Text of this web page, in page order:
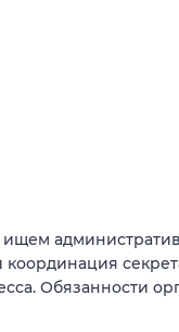
Обязанности